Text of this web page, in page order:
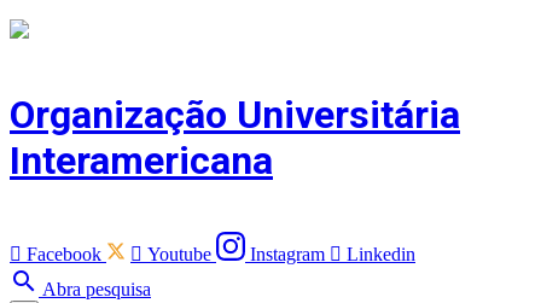
Organização Universitária
Interamericana
 Facebook  Youtube Instagram  Linkedin
search Abra pesquisa